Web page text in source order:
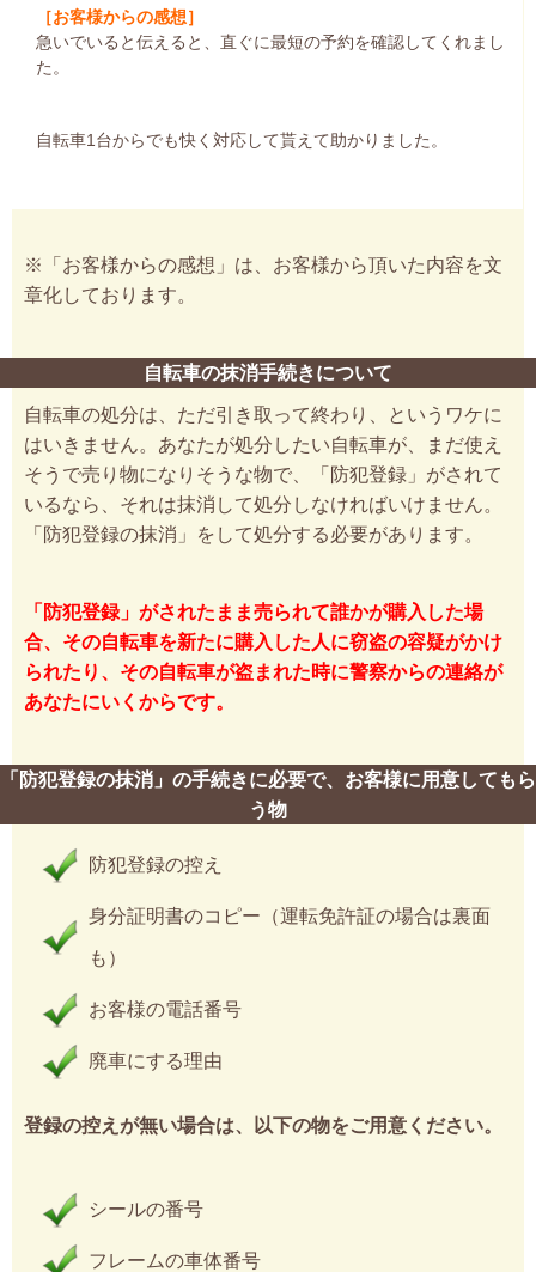
［お客様からの感想］
急いでいると伝えると、直ぐに最短の予約を確認してくれまし
た。
自転車1台からでも快く対応して貰えて助かりました。
※「お客様からの感想」は、お客様から頂いた内容を文
章化しております。
自転車の抹消手続きについて
自転車の処分は、ただ引き取って終わり、というワケに
はいきません。あなたが処分したい自転車が、まだ使え
そうで売り物になりそうな物で、「防犯登録」がされて
いるなら、それは抹消して処分しなければいけません。
「防犯登録の抹消」をして処分する必要があります。
「防犯登録」がされたまま売られて誰かが購入した場
合、その自転車を新たに購入した人に窃盗の容疑がかけ
られたり、その自転車が盗まれた時に警察からの連絡が
あなたにいくからです。
「防犯登録の抹消」の手続きに必要で、お客様に用意してもら
う物
防犯登録の控え
身分証明書のコピー（運転免許証の場合は裏面
も）
お客様の電話番号
廃車にする理由
登録の控えが無い場合は、以下の物をご用意ください。
シールの番号
フレームの車体番号